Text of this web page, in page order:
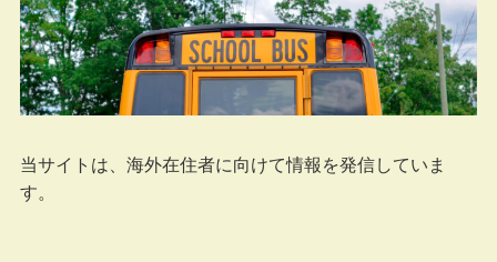
当サイトは、海外在住者に向けて情報を発信していま
す。